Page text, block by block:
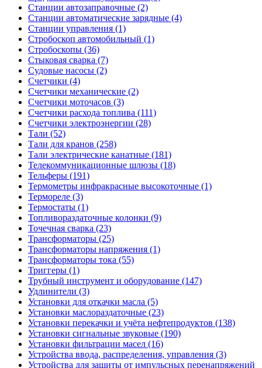
Станции автозаправочные (2)
Станции автоматические зарядные (4)
Станции управления (1)
Стробоскоп автомобильный (1)
Стробоскопы (36)
Стыковая сварка (7)
Судовые насосы (2)
Счетчики (4)
Счетчики механические (2)
Счетчики моточасов (3)
Счетчики расхода топлива (111)
Счетчики электроэнергии (28)
Тали (52)
Тали для кранов (258)
Тали электрические канатные (181)
Телекоммуникационные шлюзы (18)
Тельферы (191)
Термометры инфракрасные высокоточные (1)
Термореле (3)
Термостаты (1)
Топливораздаточные колонки (9)
Точечная сварка (23)
Трансформаторы (25)
Трансформаторы напряжения (1)
Трансформаторы тока (55)
Триггеры (1)
Трубный инструмент и оборудование (147)
Удлинители (3)
Установки для откачки масла (5)
Установки маслораздаточные (23)
Установки перекачки и учёта нефтепродуктов (138)
Установки сигнальные звуковые (190)
Установки фильтрации масел (16)
Устройства ввода, распределения, управления (3)
Устройства для защиты от импульсных перенапряжений